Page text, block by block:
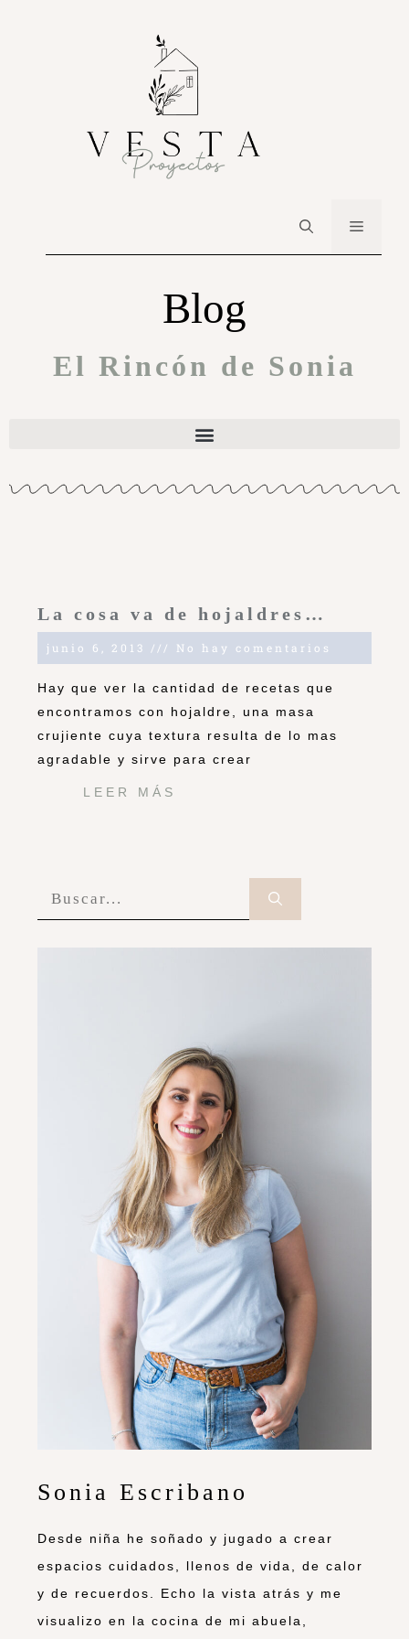
Blog
El Rincón de Sonia
La cosa va de hojaldres…
junio 6, 2013 No hay comentarios
Hay que ver la cantidad de recetas que
encontramos con hojaldre, una masa
crujiente cuya textura resulta de lo mas
agradable y sirve para crear
LEER MÁS
Sonia Escribano
Desde niña he soñado y jugado a crear
espacios cuidados, llenos de vida, de calor
y de recuerdos. Echo la vista atrás y me
visualizo en la cocina de mi abuela,